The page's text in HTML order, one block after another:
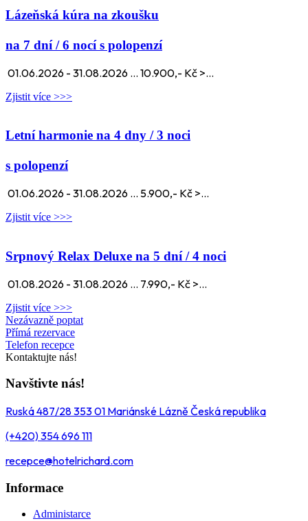
Lázeňská kúra na zkoušku
na 7 dní / 6 nocí s polopenzí
01.06.2026 - 31.08.2026 ... 10.900,- Kč >...
Zjistit více >>>
Letní harmonie na 4 dny / 3 noci
s polopenzí
01.06.2026 - 31.08.2026 ... 5.900,- Kč >...
Zjistit více >>>
Srpnový Relax Deluxe na 5 dní / 4 noci
01.08.2026 - 31.08.2026 ... 7.990,- Kč >...
Zjistit více >>>
Nezávazně poptat
Přímá rezervace
Telefon recepce
Kontaktujte nás!
Navštivte nás!
Ruská 487/28 353 01 Mariánské Lázně Česká republika
(+420) 354 696 111
recepce@hotelrichard.com
Informace
Administarce